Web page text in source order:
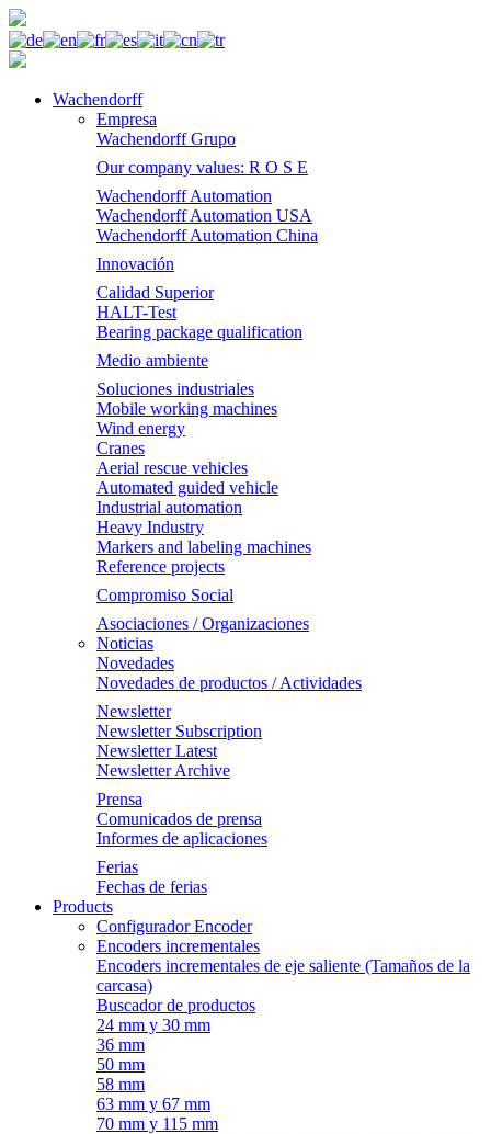
Wachendorff
Empresa
Wachendorff Grupo
Our company values: R O S E
Wachendorff Automation
Wachendorff Automation USA
Wachendorff Automation China
Innovación
Calidad Superior
HALT-Test
Bearing package qualification
Medio ambiente
Soluciones industriales
Mobile working machines
Wind energy
Cranes
Aerial rescue vehicles
Automated guided vehicle
Industrial automation
Heavy Industry
Markers and labeling machines
Reference projects
Compromiso Social
Asociaciones / Organizaciones
Noticias
Novedades
Novedades de productos / Actividades
Newsletter
Newsletter Subscription
Newsletter Latest
Newsletter Archive
Prensa
Comunicados de prensa
Informes de aplicaciones
Ferias
Fechas de ferias
Products
Configurador Encoder
Encoders incrementales
Encoders incrementales de eje saliente (Tamaños de la
carcasa)
Buscador de productos
24 mm y 30 mm
36 mm
50 mm
58 mm
63 mm y 67 mm
70 mm y 115 mm